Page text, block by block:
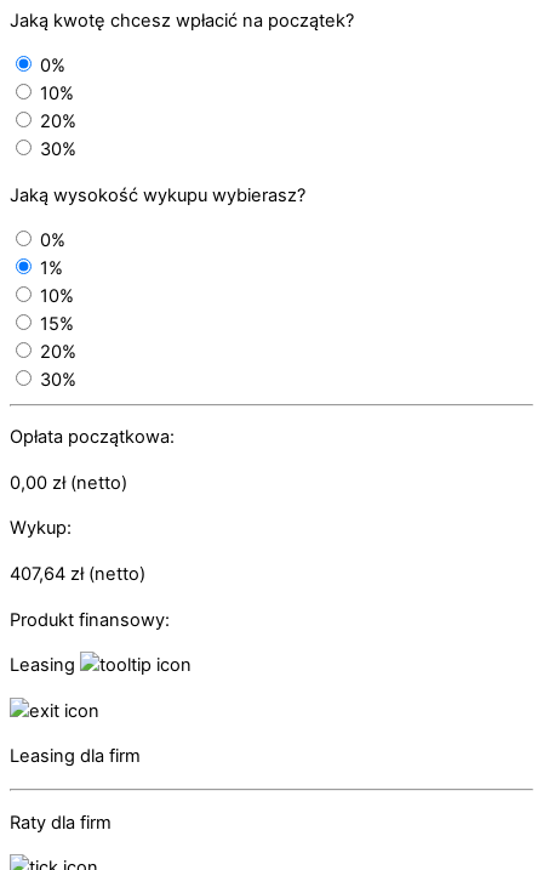
Jaką kwotę chcesz wpłacić na początek?
0%
10%
20%
30%
Jaką wysokość wykupu wybierasz?
0%
1%
10%
15%
20%
30%
Opłata początkowa:
0,00 zł(netto)
Wykup:
407,64 zł(netto)
Produkt finansowy:
Leasing
Leasing dla firm
Raty dla firm